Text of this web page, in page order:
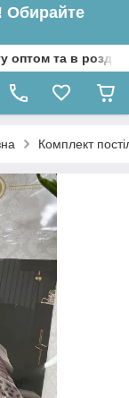
Обирайте
оптом та в
Комплект